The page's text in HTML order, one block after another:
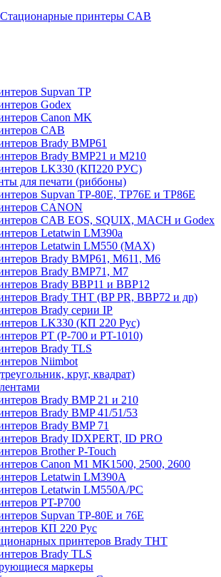
Стационарные принтеры CAB
Supvan TP
Godex
Canon MK
CAB
Brady BMP61
Brady BMP21 и M210
LK330 (КП220 РУС)
для печати (риббоны)
Supvan TP-80E, TP76E и TP86E
CANON
CAB EOS, SQUIX, MACH и Godex
Letatwin LM390a
Letatwin LM550 (MAX)
Brady BMP61, M611, M6
Brady BMP71, M7
Brady BBP11 и BBP12
Brady THT (BP PR, BBP72 и др)
Brady серии IP
LK330 (КП 220 Рус)
PT (P-700 и PT-1010)
Brady TLS
Niimbot
круг, квадрат)
Brady BMP 21 и 210
Brady BMP 41/51/53
Brady BMP 71
Brady IDXPERT, ID PRO
Brother P-Touch
Canon M1 MK1500, 2500, 2600
Letatwin LM390A
Letatwin LM550A/PC
PT-P700
Supvan TP-80E и 76E
КП 220 Рус
принтеров Brady THT
Brady TLS
маркеры